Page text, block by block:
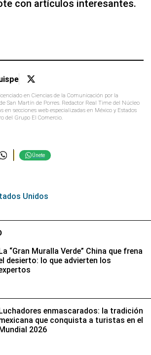
con artículos interesantes.
en Ciencias de la Comunicación por la
San Martín de Porres. Redactor Real Time del Núcleo
en secciones web especializadas en México y Estados
del Grupo El Comercio.
Únete
Unidos
La “Gran Muralla Verde” China que frena
desierto: lo que advierten los
Luchadores enmascarados: la tradición
que conquista a turistas en el
Mundial 2026